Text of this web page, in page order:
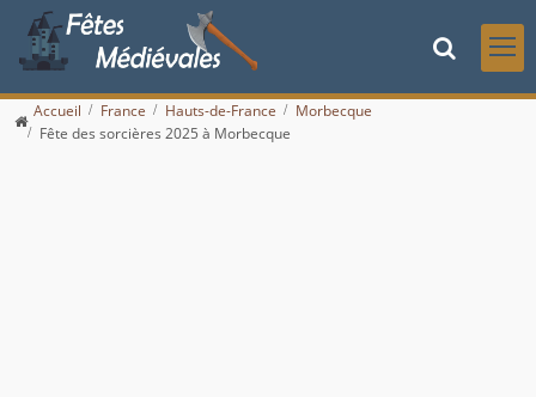
Accueil France Hauts-de-France
Morbecque
Fête des sorcières 2025 à Morbecque